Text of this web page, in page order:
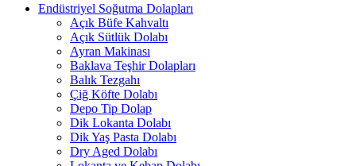
Endüstriyel Soğutma Dolapları
Açık Büfe Kahvaltı
Açık Sütlük Dolabı
Ayran Makinası
Baklava Teşhir Dolapları
Balık Tezgahı
Çiğ Köfte Dolabı
Depo Tip Dolap
Dik Lokanta Dolabı
Dik Yaş Pasta Dolabı
Dry Aged Dolabı